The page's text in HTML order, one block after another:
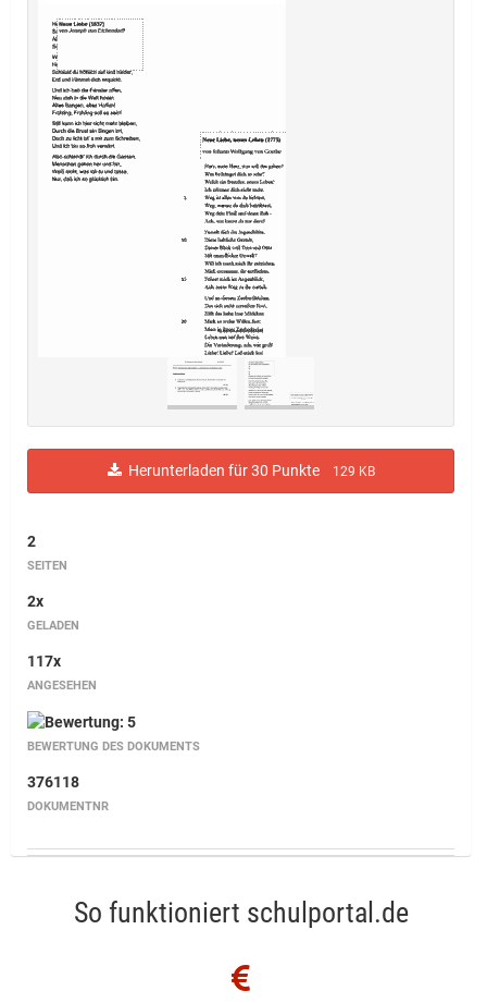
Herunterladen für 30 Punkte 129 KB
2
SEITEN
2x
GELADEN
117x
ANGESEHEN
BEWERTUNG DES DOKUMENTS
376118
DOKUMENTNR
So funktioniert schulportal.de